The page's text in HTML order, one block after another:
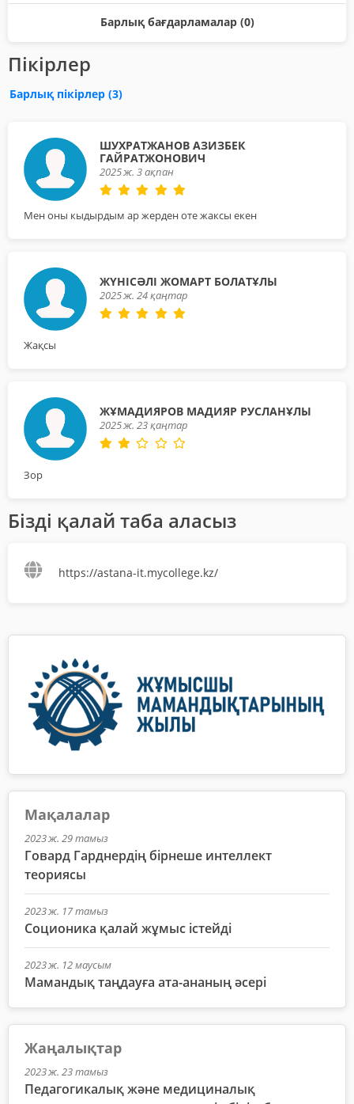
Барлық бағдарламалар (0)
Пікірлер
Барлық пікірлер (3)
ШУХРАТЖАНОВ АЗИЗБЕК
ГАЙРАТЖОНОВИЧ
2025 ж. 3 ақпан
Мен оны кыдырдым ар жерден оте жаксы екен
ЖҮНІСӘЛІ ЖОМАРТ БОЛАТҰЛЫ
2025 ж. 24 қаңтар
Жақсы
ЖҰМАДИЯРОВ МАДИЯР РУСЛАНҰЛЫ
2025 ж. 23 қаңтар
Зор
Бізді қалай таба аласыз
https://astana-it.mycollege.kz/
Мақалалар
2023 ж. 29 тамыз
Говард Гарднердің бірнеше интеллект
теориясы
2023 ж. 17 тамыз
Соционика қалай жұмыс істейді
2023 ж. 12 маусым
Мамандық таңдауға ата-ананың әсері
Жаңалықтар
2023 ж. 23 тамыз
Педагогикалық және медициналық